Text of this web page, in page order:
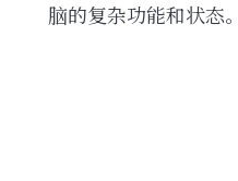
脑的复杂功能和状态